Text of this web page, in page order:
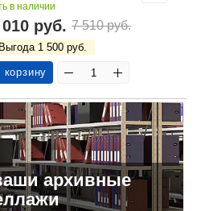
в наличии
руб. 7 510 руб.
Выгода 1 500 руб.
корзину
архивные